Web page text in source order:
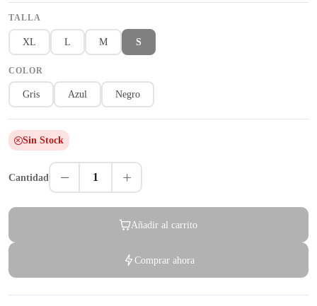
TALLA
XL L M S
COLOR
Gris Azul Negro
Sin Stock
Cantidad 1
Añadir al carrito
Comprar ahora